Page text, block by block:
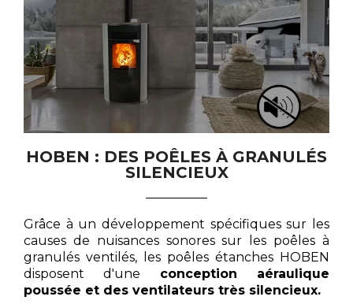
HOBEN : DES POÊLES À GRANULÉS
SILENCIEUX
Grâce à un développement spécifiques sur les
causes de nuisances sonores sur les poêles à
granulés ventilés, les poêles étanches HOBEN
disposent d'une conception aéraulique
poussée et des ventilateurs très silencieux.